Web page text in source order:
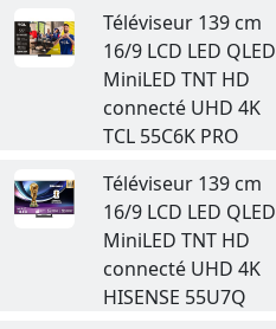
Téléviseur 139 cm
16/9 LCD LED QLED
MiniLED TNT HD
connecté UHD 4K
TCL 55C6K PRO
Téléviseur 139 cm
16/9 LCD LED QLED
MiniLED TNT HD
connecté UHD 4K
HISENSE 55U7Q